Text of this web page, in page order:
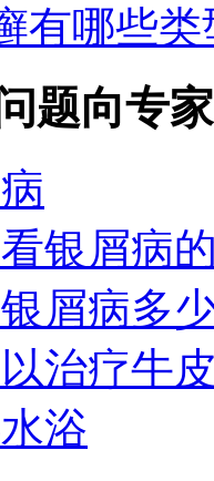
有哪些类
题向专
银屑病
屑病多
治疗牛
浴